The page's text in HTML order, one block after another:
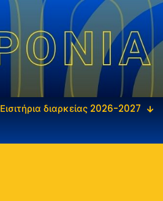
Εισιτήρια διαρκείας 2026-2027